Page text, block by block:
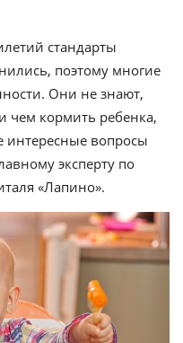
стандарты
поэтому многие
Они не знают,
чем кормить ребенка,
вопросы
эксперту по
«Лапино».